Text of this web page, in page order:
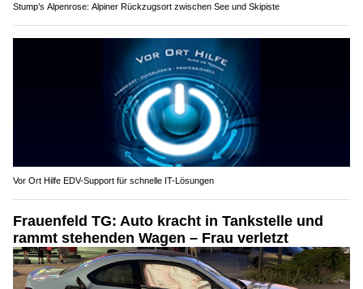
Stump’s Alpenrose: Alpiner Rückzugsort zwischen See und Skipiste
Vor Ort Hilfe EDV-Support für schnelle IT-Lösungen
Frauenfeld TG: Auto kracht in Tankstelle und
rammt stehenden Wagen – Frau verletzt